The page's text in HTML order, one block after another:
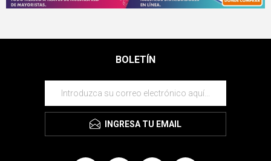
BOLETÍN
INGRESA TU EMAIL